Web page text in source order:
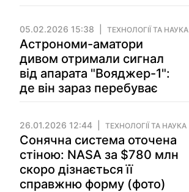
05.02.2026 15:38 ТЕХНОЛОГІЇ ТА НАУКА
Астрономи-аматори
дивом отримали сигнал
від апарата "Вояджер-1":
де він зараз перебуває
26.01.2026 12:44 ТЕХНОЛОГІЇ ТА НАУКА
Сонячна система оточена
стіною: NASA за $780 млн
скоро дізнається її
справжню форму (фото)